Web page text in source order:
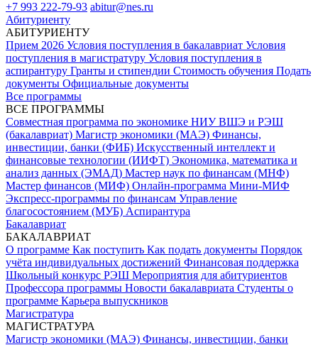
+7 993 222-79-93 abitur@nes.ru
Абитуриенту
АБИТУРИЕНТУ
Прием 2026 Условия поступления в бакалавриат Условия
поступления в магистратуру Условия поступления в
аспирантуру Гранты и стипендии Стоимость обучения Подать
документы Официальные документы
Все программы
ВСЕ ПРОГРАММЫ
Совместная программа по экономике НИУ ВШЭ и РЭШ
(бакалавриат) Магистр экономики (МАЭ) Финансы,
инвестиции, банки (ФИБ) Искусственный интеллект и
финансовые технологии (ИИФТ) Экономика, математика и
анализ данных (ЭМАД) Мастер наук по финансам (МНФ)
Мастер финансов (МИФ) Онлайн-программа Мини-МИФ
Экспресс-программы по финансам Управление
благосостоянием (МУБ) Аспирантура
Бакалавриат
БАКАЛАВРИАТ
О программе Как поступить Как подать документы Порядок
учёта индивидуальных достижений Финансовая поддержка
Школьный конкурс РЭШ Мероприятия для абитуриентов
Профессора программы Новости бакалавриата Студенты о
программе Карьера выпускников
Магистратура
МАГИСТРАТУРА
Магистр экономики (МАЭ) Финансы, инвестиции, банки